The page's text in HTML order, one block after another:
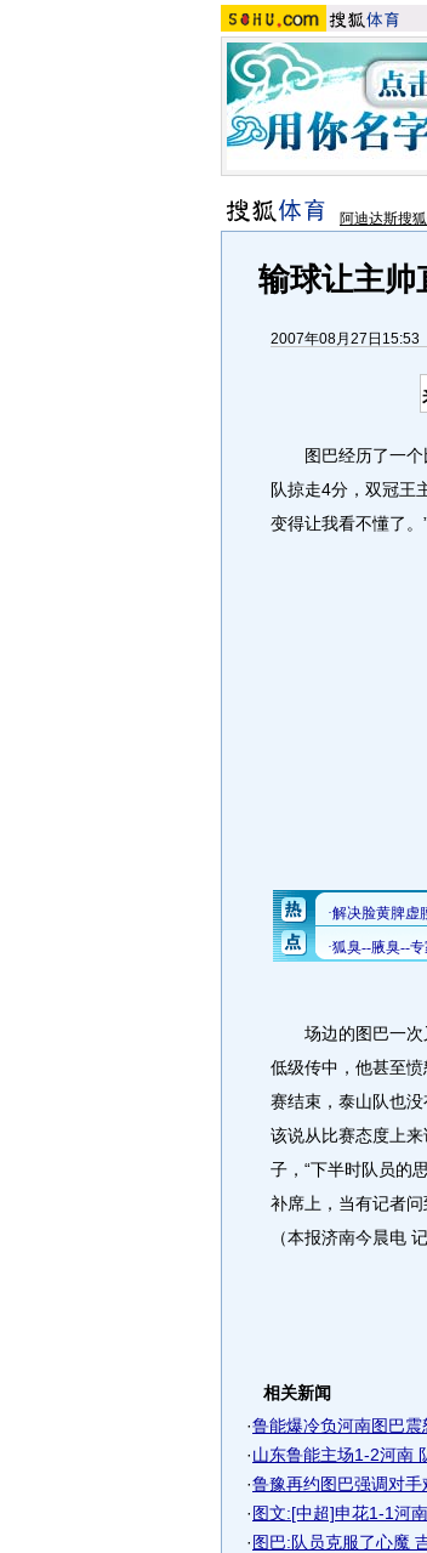
阿迪达斯搜
输球让主帅
2007年08月27日15:53
图巴经历了一个
队掠走4分，双冠王
变得让我看不懂了。
场边的图巴一次
低级传中，他甚至
赛结束，泰山队也
该说从比赛态度上
子，“下半时队员的
补席上，当有记者
（本报济南今晨电
相关新闻
·鲁能爆冷负河南图巴
·山东鲁能主场1-2河南
·鲁豫再约图巴强调对手
·图文:[中超]申花1-1河
·图巴:队员克服了心魔